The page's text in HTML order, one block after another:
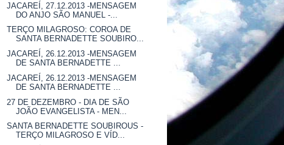
JACAREÍ, 27.12.2013 -MENSAGEM
DO ANJO SÃO MANUEL -...
TERÇO MILAGROSO: COROA DE
SANTA BERNADETTE SOUBIRO...
JACAREÍ, 26.12.2013 -MENSAGEM
DE SANTA BERNADETTE ...
JACAREÍ, 26.12.2013 -MENSAGEM
DE SANTA BERNADETTE ...
27 DE DEZEMBRO - DIA DE SÃO
JOÃO EVANGELISTA - MEN...
SANTA BERNADETTE SOUBIROUS -
TERÇO MILAGROSO E VÍD...